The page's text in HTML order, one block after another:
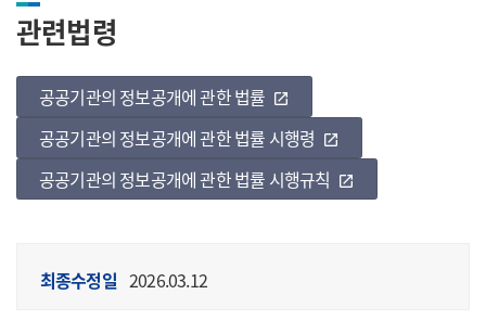
관련법령
공공기관의 정보공개에 관한 법률 바로가기
open_in_new
공공기관의 정보공개에 관한 법률 시행령 바로가기
open_in_new
공공기관의 정보공개에 관한 법률 시행규칙 바로가기
open_in_new
최종수정일 2026.03.12